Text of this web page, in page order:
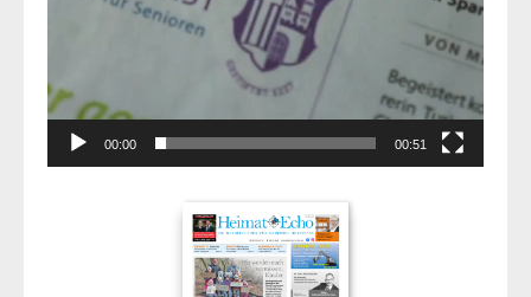
00:00 00:51